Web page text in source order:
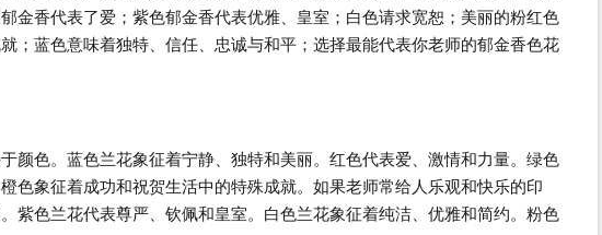
金香代表了爱；紫色郁金香代表优雅、皇室；白色请求宽恕；美丽的粉红色
；蓝色意味着独特、信任、忠诚与和平；选择最能代表你老师的郁金香色花
颜色。蓝色兰花象征着宁静、独特和美丽。红色代表爱、激情和力量。绿色
色象征着成功和祝贺生活中的特殊成就。如果老师常给人乐观和快乐的印
紫色兰花代表尊严、钦佩和皇室。白色兰花象征着纯洁、优雅和简约。粉色